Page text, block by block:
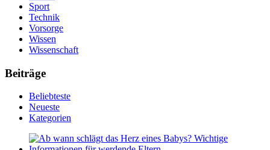
Sport
Technik
Vorsorge
Wissen
Wissenschaft
Beiträge
Beliebteste
Neueste
Kategorien